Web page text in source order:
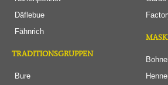
Däflebue
Fähnrich
TRADITIONSGRUPPEN
Bure